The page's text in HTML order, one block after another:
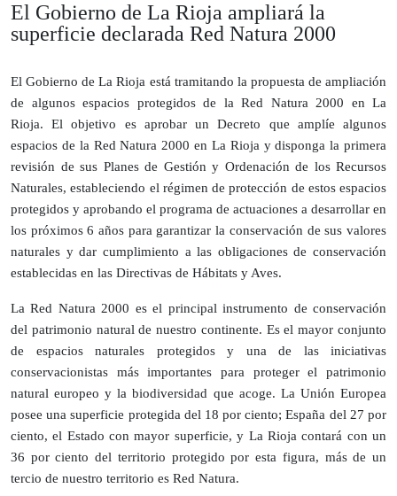
El Gobierno de La Rioja ampliará la
superficie declarada Red Natura 2000
El Gobierno de La Rioja está tramitando la propuesta de ampliación
de algunos espacios protegidos de la Red Natura 2000 en La
Rioja. El objetivo es aprobar un Decreto que amplíe algunos
espacios de la Red Natura 2000 en La Rioja y disponga la primera
revisión de sus Planes de Gestión y Ordenación de los Recursos
Naturales, estableciendo el régimen de protección de estos espacios
protegidos y aprobando el programa de actuaciones a desarrollar en
los próximos 6 años para garantizar la conservación de sus valores
naturales y dar cumplimiento a las obligaciones de conservación
establecidas en las Directivas de Hábitats y Aves.
La Red Natura 2000 es el principal instrumento de conservación
del patrimonio natural de nuestro continente. Es el mayor conjunto
de espacios naturales protegidos y una de las iniciativas
conservacionistas más importantes para proteger el patrimonio
natural europeo y la biodiversidad que acoge. La Unión Europea
posee una superficie protegida del 18 por ciento; España del 27 por
ciento, el Estado con mayor superficie, y La Rioja contará con un
36 por ciento del territorio protegido por esta figura, más de un
tercio de nuestro territorio es Red Natura.